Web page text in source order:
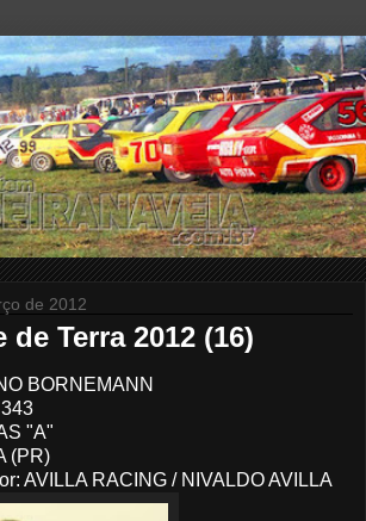
de 2012
de Terra 2012 (16)
BORNEMANN
"A"
(PR)
AVILLA RACING / NIVALDO AVILLA